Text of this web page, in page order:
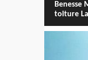
Benesse
toiture